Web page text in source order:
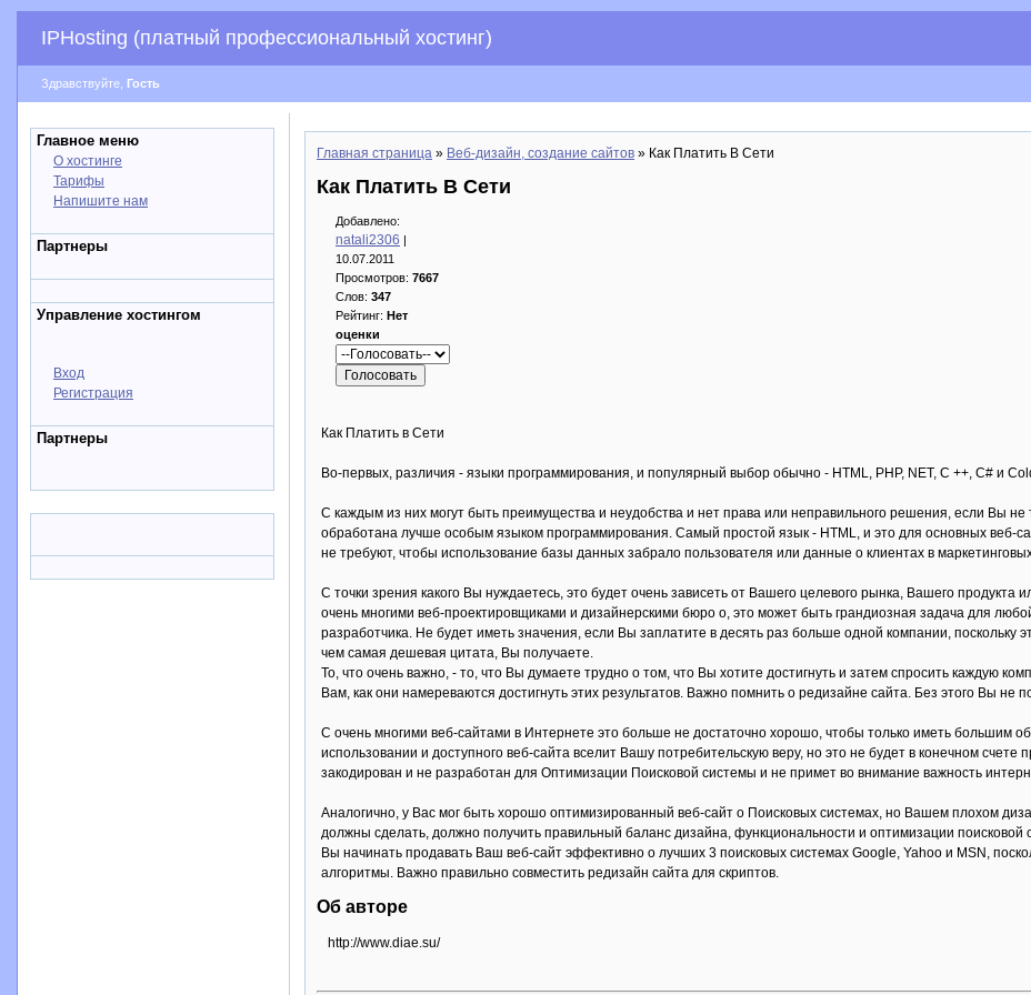
IPHosting (платный профессиональный хостинг)
Здравствуйте, Гость
Главное меню
О хостинге
Тарифы
Напишите нам
Партнеры
Управление хостингом
Вход
Регистрация
Партнеры
Главная страница » Веб-дизайн, создание сайтов » Как Платить В Сети
Как Платить В Сети
Добавлено:
natali2306 |
10.07.2011
Просмотров: 7667
Слов: 347
Рейтинг: Нет
оценки
Как Платить в Сети
Во-первых, различия - языки программирования, и популярный выбор обычно - HTML, PHP, NET, C ++, C# и
С каждым из них могут быть преимущества и неудобства и нет права или неправильного решения, если Вы
обработана лучше особым языком программирования. Самый простой язык - HTML, и это для основных веб-
не требуют, чтобы использование базы данных забрало пользователя или данные о клиентах в
С точки зрения какого Вы нуждаетесь, это будет очень зависеть от Вашего целевого рынка, Вашего продукта
очень многими веб-проектировщиками и дизайнерскими бюро о, это может быть грандиозная задача для
разработчика. Не будет иметь значения, если Вы заплатите в десять раз больше одной компании,
чем самая дешевая цитата, Вы получаете.
То, что очень важно, - то, что Вы думаете трудно о том, что Вы хотите достигнуть и затем спросить каждую
Вам, как они намереваются достигнуть этих результатов. Важно помнить о редизайне сайта. Без этого Вы не
С очень многими веб-сайтами в Интернете это больше не достаточно хорошо, чтобы только иметь большим
использовании и доступного веб-сайта вселит Вашу потребительскую веру, но это не будет в конечном
закодирован и не разработан для Оптимизации Поисковой системы и не примет во внимание важность
Аналогично, у Вас мог быть хорошо оптимизированный веб-сайт о Поисковых системах, но Вашем плохом
должны сделать, должно получить правильный баланс дизайна, функциональности и оптимизации
Вы начинать продавать Ваш веб-сайт эффективно о лучших 3 поисковых системах Google, Yahoo и MSN,
алгоритмы. Важно правильно совместить редизайн сайта для скриптов.
Об авторе
http://www.diae.su/